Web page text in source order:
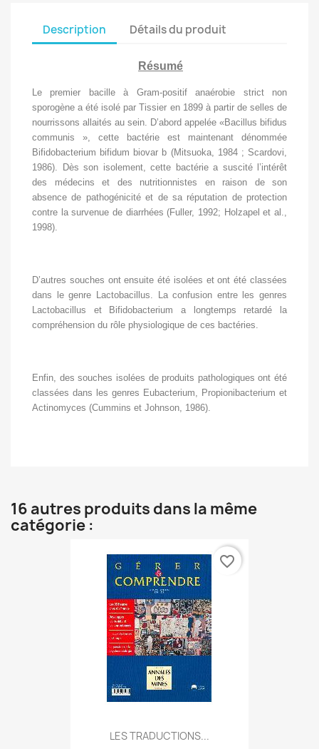
Description Détails du produit
Résumé
Le premier bacille à Gram-positif anaérobie strict non
sporogène a été isolé par Tissier en 1899 à partir de selles de
nourrissons allaités au sein. D’abord appelée «Bacillus bifidus
communis », cette bactérie est maintenant dénommée
Bifidobacterium bifidum biovar b (Mitsuoka, 1984 ; Scardovi,
1986). Dès son isolement, cette bactérie a suscité l’intérêt
des médecins et des nutritionnistes en raison de son
absence de pathogénicité et de sa réputation de protection
contre la survenue de diarrhées (Fuller, 1992; Holzapel et al.,
1998).
D’autres souches ont ensuite été isolées et ont été classées
dans le genre Lactobacillus. La confusion entre les genres
Lactobacillus et Bifidobacterium a longtemps retardé la
compréhension du rôle physiologique de ces bactéries.
Enfin, des souches isolées de produits pathologiques ont été
classées dans les genres Eubacterium, Propionibacterium et
Actinomyces (Cummins et Johnson, 1986).
16 autres produits dans la même
catégorie :
LES TRADUCTIONS...
favorite_border